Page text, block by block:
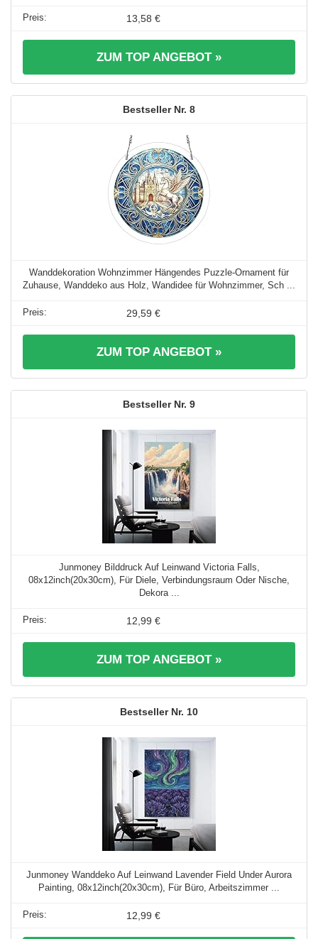
13,58 €
ZUM TOP ANGEBOT »
8
Wanddekoration Wohnzimmer Hängendes Puzzle-Ornament für
Zuhause, Wanddeko aus Holz, Wandidee für Wohnzimmer, Sch ...
29,59 €
ZUM TOP ANGEBOT »
9
Junmoney Bilddruck Auf Leinwand Victoria Falls,
08x12inch(20x30cm), Für Diele, Verbindungsraum Oder Nische,
Dekora ...
12,99 €
ZUM TOP ANGEBOT »
10
Junmoney Wanddeko Auf Leinwand Lavender Field Under Aurora
Painting, 08x12inch(20x30cm), Für Büro, Arbeitszimmer ...
12,99 €